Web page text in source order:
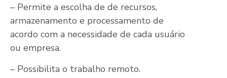
– Permite a escolha de de recursos,
armazenamento e processamento de
acordo com a necessidade de cada usuário
ou empresa.
– Possibilita o trabalho remoto.